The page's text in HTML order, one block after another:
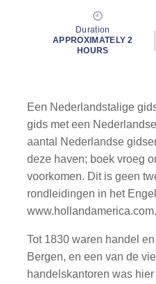
Duration
APPROXIMATELY 2
HOURS
Een Nederlandstalige
gids met een
aantal Nederlandse
deze haven; boek vroeg
voorkomen. Dit is geen
rondleidingen in het
www.hollandamerica.com.
Tot 1830 waren handel
Bergen, en een van de
handelskantoren was